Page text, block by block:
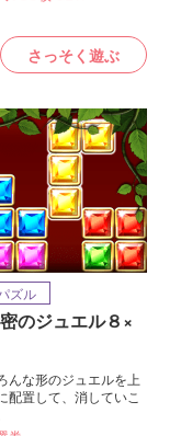
さっそく遊ぶ
ズル
のジュエル８×
んな形のジュエルを上
配置して、消していこ